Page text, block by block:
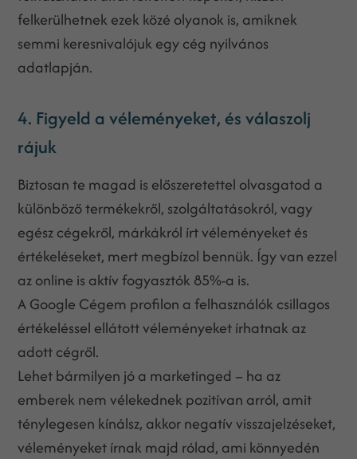
felkerülhetnek ezek közé olyanok is, amiknek
semmi keresnivalójuk egy cég nyilvános
adatlapján.
4. Figyeld a véleményeket, és válaszolj
rájuk
Biztosan te magad is előszeretettel olvasgatod a
különböző termékekről, szolgáltatásokról, vagy
egész cégekről, márkákról írt véleményeket és
értékeléseket, mert megbízol bennük. Így van ezzel
az online is aktív fogyasztók 85%-a is.
A Google Cégem profilon a felhasználók csillagos
értékeléssel ellátott véleményeket írhatnak az
adott cégről.
Lehet bármilyen jó a marketinged – ha az
emberek nem vélekednek pozitívan arról, amit
ténylegesen kínálsz, akkor negatív visszajelzéseket,
véleményeket írnak majd rólad, ami könnyedén